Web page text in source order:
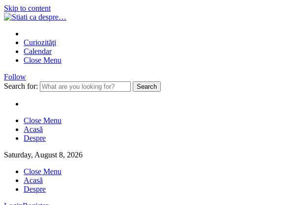
Skip to content
Curiozităţi
Calendar
Close Menu
Follow
Search for:
Close Menu
Acasă
Despre
Saturday, August 8, 2026
Close Menu
Acasă
Despre